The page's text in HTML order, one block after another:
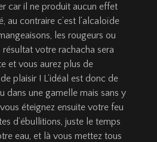
car il ne produit aucun effet
au contraire c’est l’alcaloïde
les rougeurs ou
votre rachacha sera
et vous aurez plus de
plaisir ! L’idéal est donc de
dans une gamelle mais sans y
éteignez ensuite votre feu
d’ébullitions, juste le temps
eau, et là vous mettez tous